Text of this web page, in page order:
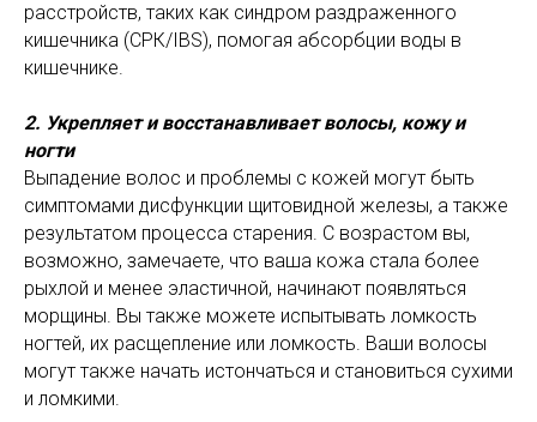
расстройств, таких как синдром раздраженного
кишечника (СРК/IBS), помогая абсорбции воды в
кишечнике.
2. Укрепляет и восстанавливает волосы, кожу и
ногти
Выпадение волос и проблемы с кожей могут быть
симптомами дисфункции щитовидной железы, а также
результатом процесса старения. С возрастом вы,
возможно, замечаете, что ваша кожа стала более
рыхлой и менее эластичной, начинают появляться
морщины. Вы также можете испытывать ломкость
ногтей, их расщепление или ломкость. Ваши волосы
могут также начать истончаться и становиться сухими
и ломкими.